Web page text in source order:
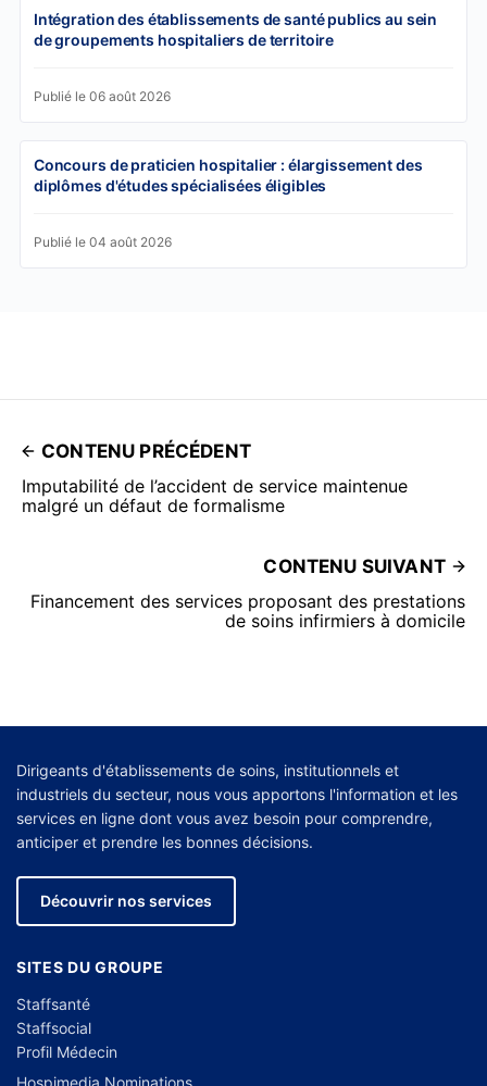
Intégration des établissements de santé publics au sein
de groupements hospitaliers de territoire
Publié le 06 août 2026
Concours de praticien hospitalier : élargissement des
diplômes d'études spécialisées éligibles
Publié le 04 août 2026
CONTENU PRÉCÉDENT
Imputabilité de l’accident de service maintenue
malgré un défaut de formalisme
CONTENU SUIVANT
Financement des services proposant des prestations
de soins infirmiers à domicile
Dirigeants d'établissements de soins, institutionnels et
industriels du secteur, nous vous apportons l'information et les
services en ligne dont vous avez besoin pour comprendre,
anticiper et prendre les bonnes décisions.
Découvrir nos services
SITES DU GROUPE
Staffsanté
Staffsocial
Profil Médecin
Hospimedia Nominations